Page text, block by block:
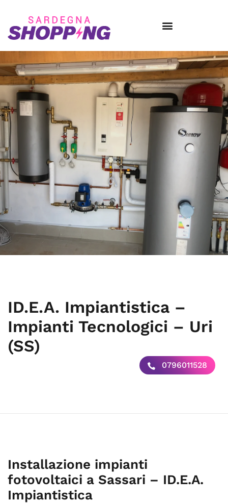
ID.E.A. Impiantistica –
Impianti Tecnologici – Uri
(SS)
0796011528
Installazione impianti
fotovoltaici a Sassari – ID.E.A.
Impiantistica